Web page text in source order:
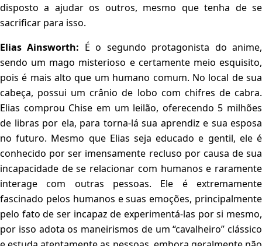
disposto a ajudar os outros, mesmo que tenha de se
sacrificar para isso.
Elias Ainsworth: É o segundo protagonista do anime,
sendo um mago misterioso e certamente meio esquisito,
pois é mais alto que um humano comum. No local de sua
cabeça, possui um crânio de lobo com chifres de cabra.
Elias comprou Chise em um leilão, oferecendo 5 milhões
de libras por ela, para torna-lá sua aprendiz e sua esposa
no futuro. Mesmo que Elias seja educado e gentil, ele é
conhecido por ser imensamente recluso por causa de sua
incapacidade de se relacionar com humanos e raramente
interage com outras pessoas. Ele é extremamente
fascinado pelos humanos e suas emoções, principalmente
pelo fato de ser incapaz de experimentá-las por si mesmo,
por isso adota os maneirismos de um “cavalheiro” clássico